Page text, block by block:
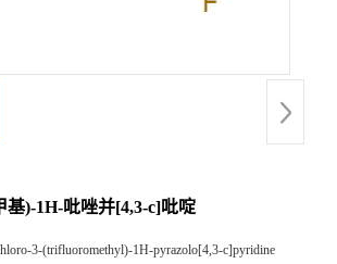
基)-1H-吡唑并[4,3-c]吡啶
3-(trifluoromethyl)-1H-pyrazolo[4,3-c]pyridine